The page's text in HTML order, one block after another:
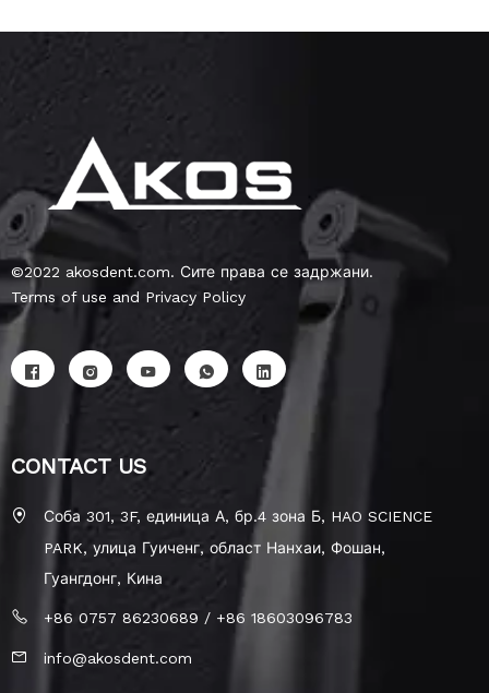
©2022 akosdent.com. Сите права се задржани.
Terms of use and Privacy Policy
CONTACT US
Соба 301, 3F, единица А, бр.4 зона Б, HAO SCIENCE
PARK, улица Гуиченг, област Нанхаи, Фошан,
Гуангдонг, Кина
+86 0757 86230689 / +86 18603096783
info@akosdent.com